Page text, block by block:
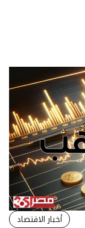
أخبار الاقتصاد